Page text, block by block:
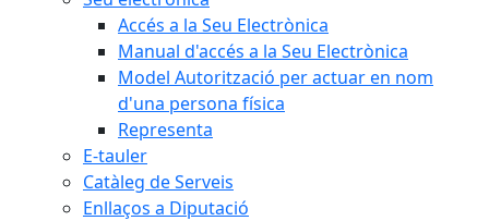
Accés a la Seu Electrònica
Manual d'accés a la Seu Electrònica
Model Autorització per actuar en nom
d'una persona física
Representa
E-tauler
Catàleg de Serveis
Enllaços a Diputació